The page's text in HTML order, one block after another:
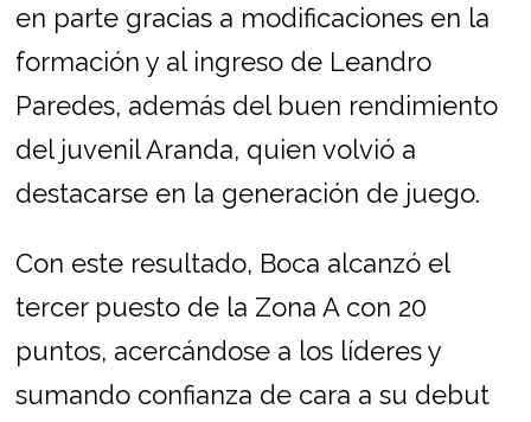
en parte gracias a modificaciones en la
formación y al ingreso de Leandro
Paredes, además del buen rendimiento
del juvenil Aranda, quien volvió a
destacarse en la generación de juego.
Con este resultado, Boca alcanzó el
tercer puesto de la Zona A con 20
puntos, acercándose a los líderes y
sumando confianza de cara a su debut